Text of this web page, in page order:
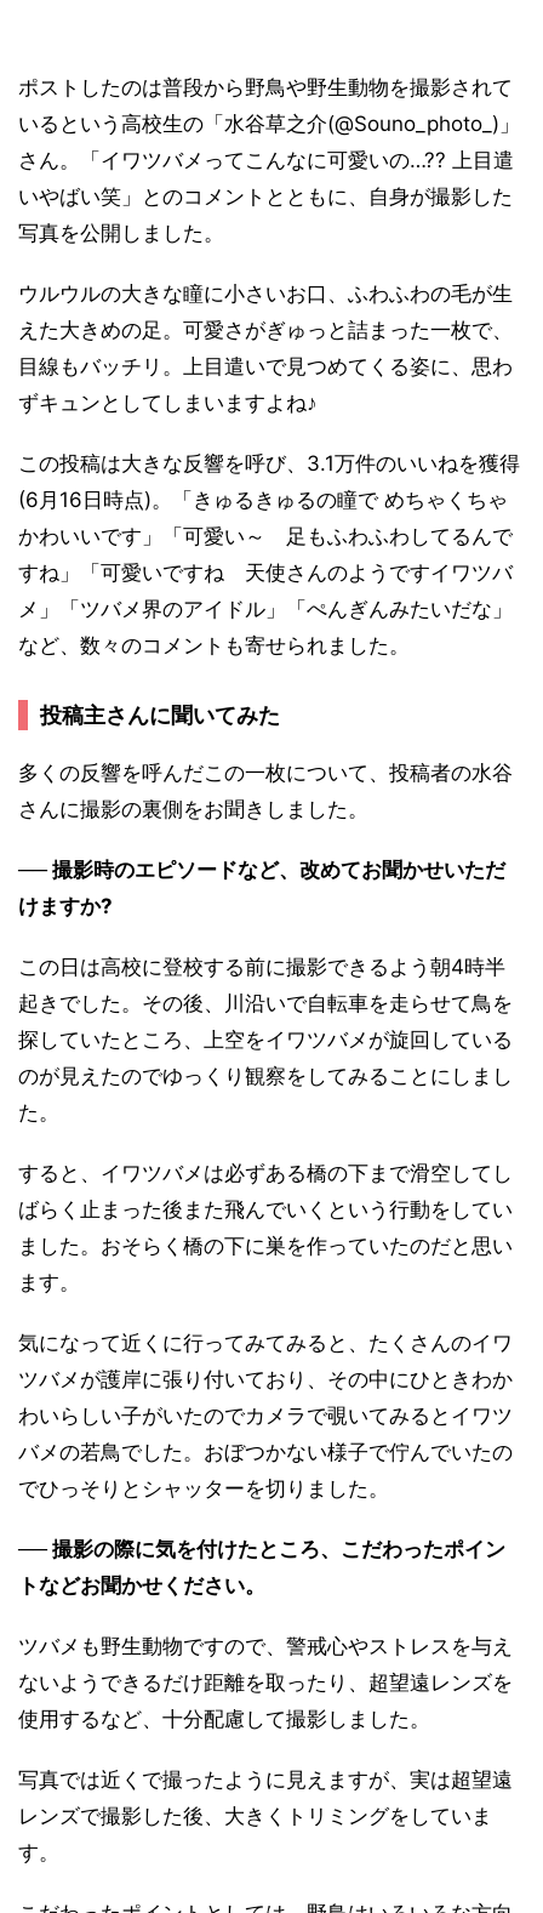
ポストしたのは普段から野鳥や野生動物を撮影されて
いるという高校生の「水谷草之介(@Souno_photo_)」
さん。「イワツバメってこんなに可愛いの…?? 上目遣
いやばい笑」とのコメントとともに、自身が撮影した
写真を公開しました。
ウルウルの大きな瞳に小さいお口、ふわふわの毛が生
えた大きめの足。可愛さがぎゅっと詰まった一枚で、
目線もバッチリ。上目遣いで見つめてくる姿に、思わ
ずキュンとしてしまいますよね♪
この投稿は大きな反響を呼び、3.1万件のいいねを獲得
(6月16日時点)。「きゅるきゅるの瞳で めちゃくちゃ
かわいいです」「可愛い～ 足もふわふわしてるんで
すね」「可愛いですね 天使さんのようですイワツバ
メ」「ツバメ界のアイドル」「ぺんぎんみたいだな」
など、数々のコメントも寄せられました。
投稿主さんに聞いてみた
多くの反響を呼んだこの一枚について、投稿者の水谷
さんに撮影の裏側をお聞きしました。
── 撮影時のエピソードなど、改めてお聞かせいただ
けますか?
この日は高校に登校する前に撮影できるよう朝4時半
起きでした。その後、川沿いで自転車を走らせて鳥を
探していたところ、上空をイワツバメが旋回している
のが見えたのでゆっくり観察をしてみることにしまし
た。
すると、イワツバメは必ずある橋の下まで滑空してし
ばらく止まった後また飛んでいくという行動をしてい
ました。おそらく橋の下に巣を作っていたのだと思い
ます。
気になって近くに行ってみてみると、たくさんのイワ
ツバメが護岸に張り付いており、その中にひときわか
わいらしい子がいたのでカメラで覗いてみるとイワツ
バメの若鳥でした。おぼつかない様子で佇んでいたの
でひっそりとシャッターを切りました。
── 撮影の際に気を付けたところ、こだわったポイン
トなどお聞かせください。
ツバメも野生動物ですので、警戒心やストレスを与え
ないようできるだけ距離を取ったり、超望遠レンズを
使用するなど、十分配慮して撮影しました。
写真では近くで撮ったように見えますが、実は超望遠
レンズで撮影した後、大きくトリミングをしていま
す。